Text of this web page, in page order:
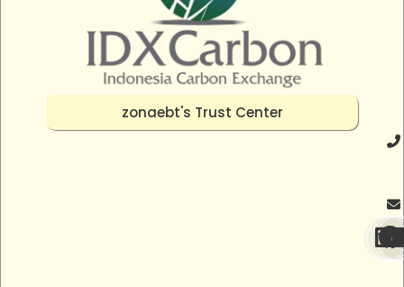
zonaebt's Trust Center